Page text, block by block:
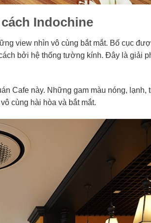
Indochine
view nhìn vô cùng bắt mắt. Bố cục
bởi hệ thống tường kính. Đây là giải
Cafe này. Những gam màu nóng, lạnh,
cùng hài hòa và bắt mắt.